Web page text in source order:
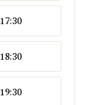
17:30
18:30
19:30